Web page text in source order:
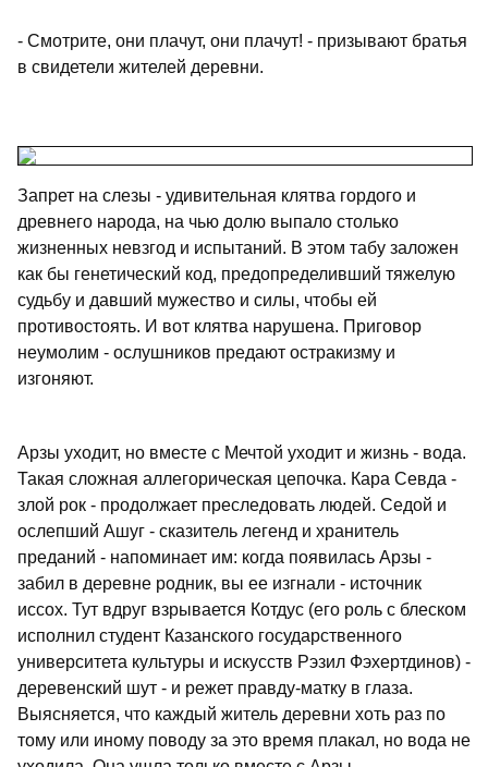
- Смотрите, они плачут, они плачут! - призывают братья
в свидетели жителей деревни.
Запрет на слезы - удивительная клятва гордого и
древнего народа, на чью долю выпало столько
жизненных невзгод и испытаний. В этом табу заложен
как бы генетический код, предопределивший тяжелую
судьбу и давший мужество и силы, чтобы ей
противостоять. И вот клятва нарушена. Приговор
неумолим - ослушников предают остракизму и
изгоняют.
Арзы уходит, но вместе с Мечтой уходит и жизнь - вода.
Такая сложная аллегорическая цепочка. Кара Севда -
злой рок - продолжает преследовать людей. Седой и
ослепший Ашуг - сказитель легенд и хранитель
преданий - напоминает им: когда появилась Арзы -
забил в деревне родник, вы ее изгнали - источник
иссох. Тут вдруг взрывается Котдус (его роль с блеском
исполнил студент Казанского государственного
университета культуры и искусств Рэзил Фэхертдинов) -
деревенский шут - и режет правду-матку в глаза.
Выясняется, что каждый житель деревни хоть раз по
тому или иному поводу за это время плакал, но вода не